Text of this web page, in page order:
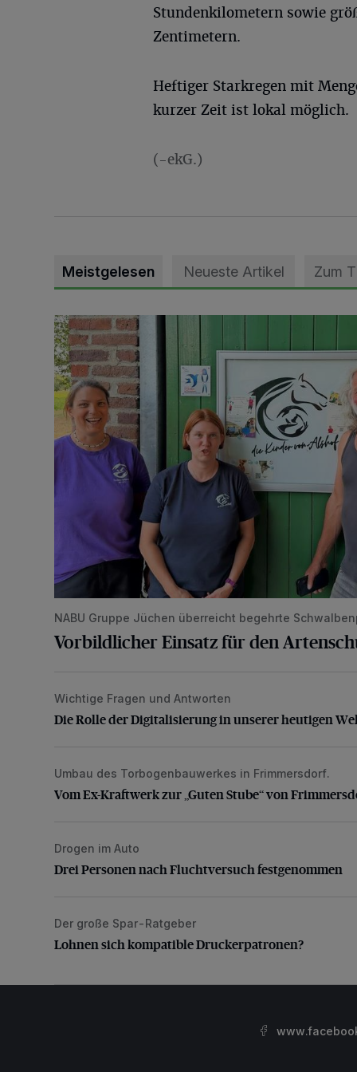
Stundenkilometern sowie
Zentimetern.
Heftiger Starkregen mit
kurzer Zeit ist lokal möglich.
(-ekG.)
Meistgelesen Neueste Artikel Zum
Vorbildlicher Einsatz für den Artenschutz gewürdigt
NABU Gruppe Jüchen überreicht begehrte
Vorbildlicher Einsatz für den
Die Rolle der Digitalisierung in unserer heutigen Welt
Wichtige Fragen und Antworten
Die Rolle der Digitalisierung in unserer heutigen
Vom Ex-Kraftwerk zur „Guten Stube“ von
Umbau des Torbogenbauwerkes in Frimmersdorf.
Vom Ex-Kraftwerk zur „Guten Stube“ von
Drei Personen nach Fluchtversuch festgenommen
Drogen im Auto
Drei Personen nach Fluchtversuch festgenommen
Lohnen sich kompatible Druckerpatronen?
Der große Spar-Ratgeber
Lohnen sich kompatible Druckerpatronen?